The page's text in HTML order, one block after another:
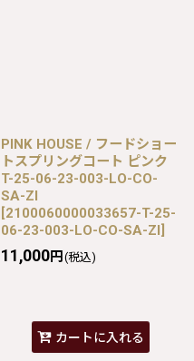
PINK HOUSE / フードショー
トスプリングコート ピンク
T-25-06-23-003-LO-CO-
SA-ZI
[2100060000033657-T-25-
06-23-003-LO-CO-SA-ZI]
11,000円 (税込)
カートに入れる